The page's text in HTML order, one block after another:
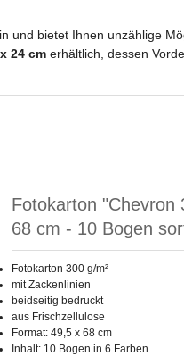
und bietet Ihnen unzählige
24 cm erhältlich, dessen
Fotokarton "Chevron
68 cm - 10 Bogen
Fotokarton 300 g/m²
mit Zackenlinien
beidseitig bedruckt
aus Frischzellulose
Format: 49,5 x 68 cm
Inhalt: 10 Bogen in 6 Farben